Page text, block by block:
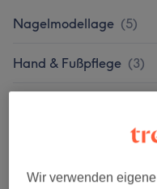
Nagelmodellage (5)
Hand & Fußpflege (3)
Bild anklicken für weitere
Wir verwenden